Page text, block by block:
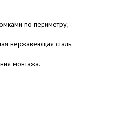
по периметру;
нержавеющая сталь.
монтажа.